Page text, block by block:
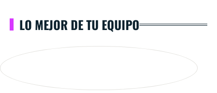
LO MEJOR DE TU EQUIPO